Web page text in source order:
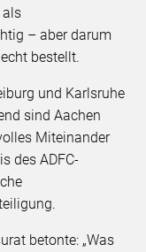
als
– aber darum
bestellt.
und Karlsruhe
sind Aachen
Miteinander
des ADFC-
betonte: „Was